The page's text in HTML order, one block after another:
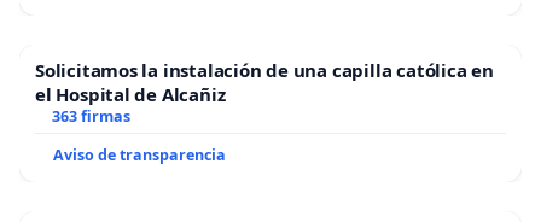
Solicitamos la instalación de una capilla católica en
el Hospital de Alcañiz
363 firmas
Aviso de transparencia